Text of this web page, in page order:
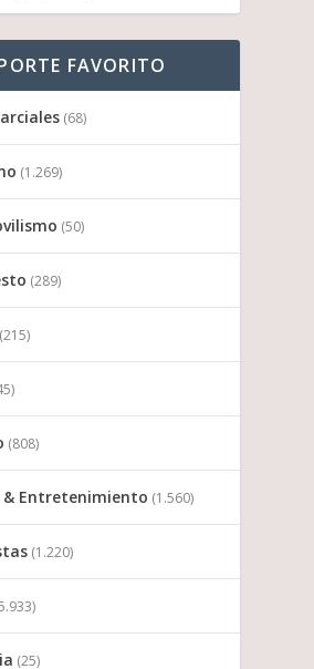
FAVORITO
(68)
(1.269)
(50)
(289)
(215)
(808)
Entretenimiento (1.560)
(1.220)
(25)